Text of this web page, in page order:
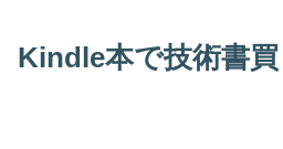
Kindle本で技術書